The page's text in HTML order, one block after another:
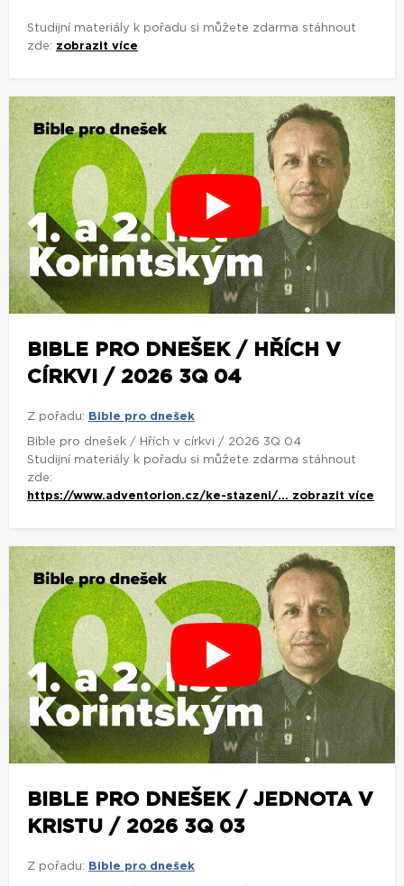
Studijní materiály k pořadu si můžete zdarma stáhnout
zde: zobrazit více
BIBLE PRO DNEŠEK / HŘÍCH V
CÍRKVI / 2026 3Q 04
Z pořadu: Bible pro dnešek
Bible pro dnešek / Hřích v církvi / 2026 3Q 04
Studijní materiály k pořadu si můžete zdarma stáhnout
zde:
https://www.adventorion.cz/ke-stazeni/... zobrazit více
BIBLE PRO DNEŠEK / JEDNOTA V
KRISTU / 2026 3Q 03
Z pořadu: Bible pro dnešek